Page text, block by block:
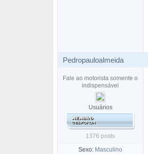
Pedropauloalmeida
Fale ao motorista somente o
indispensável
Usuários
1376 posts
Sexo: Masculino